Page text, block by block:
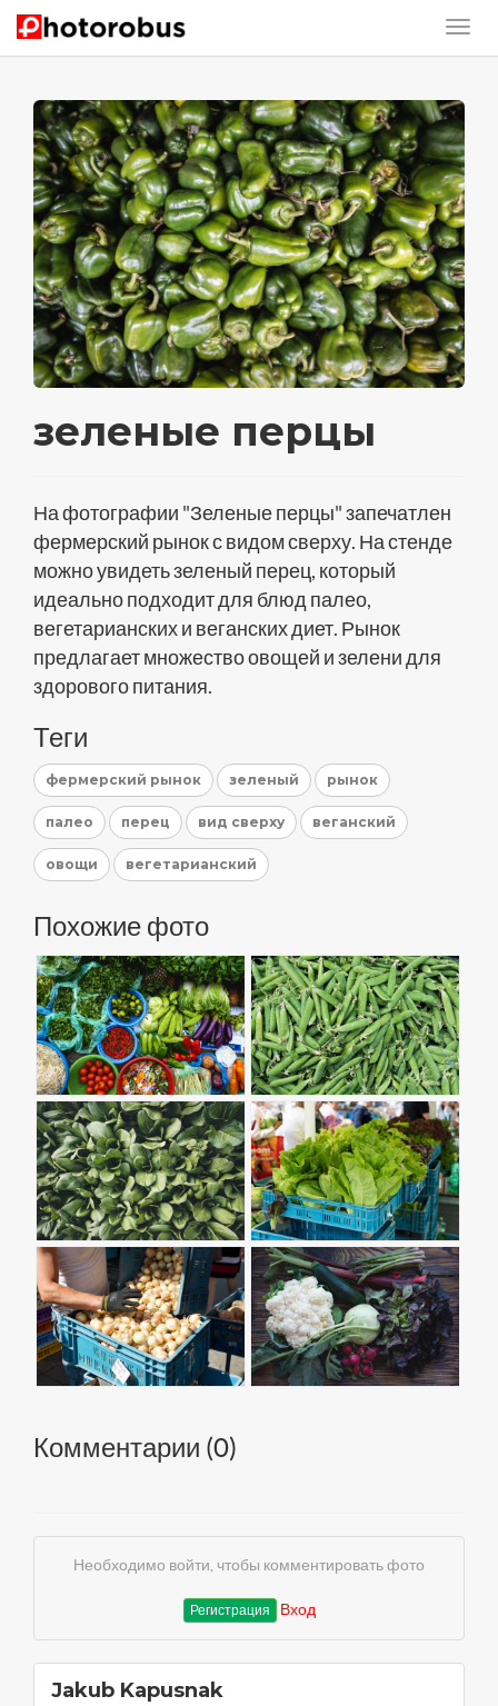
зеленые перцы
На фотографии "Зеленые перцы" запечатлен
фермерский рынок с видом сверху. На стенде
можно увидеть зеленый перец, который
идеально подходит для блюд палео,
вегетарианских и веганских диет. Рынок
предлагает множество овощей и зелени для
здорового питания.
Теги
фермерский рынок зеленый рынок
палео перец вид сверху веганский
овощи вегетарианский
Похожие фото
Комментарии (0)
Необходимо войти, чтобы комментировать фото
Регистрация Вход
Jakub Kapusnak